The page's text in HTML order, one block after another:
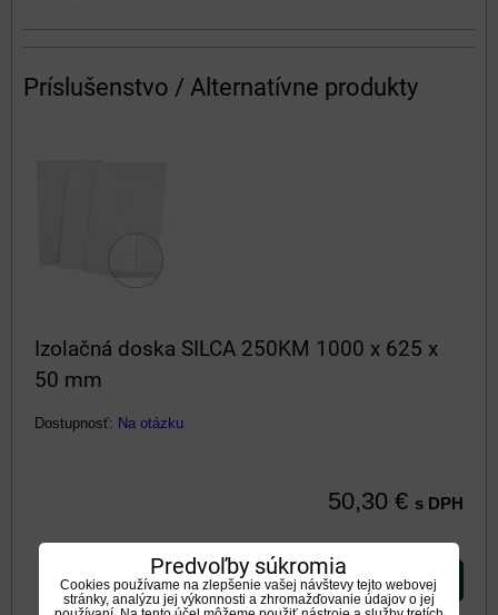
Príslušenstvo / Alternatívne produkty
Izolačná doska SILCA 250KM 1000 x 625 x
50 mm
Dostupnosť: Na otázku
50,30 € s DPH
ks DO KOŠÍKA
Predvoľby súkromia
Cookies používame na zlepšenie vašej návštevy tejto webovej
stránky, analýzu jej výkonnosti a zhromažďovanie údajov o jej